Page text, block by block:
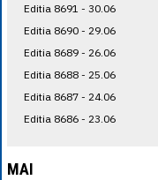
Editia 8691 - 30.06
Editia 8690 - 29.06
Editia 8689 - 26.06
Editia 8688 - 25.06
Editia 8687 - 24.06
Editia 8686 - 23.06
MAI